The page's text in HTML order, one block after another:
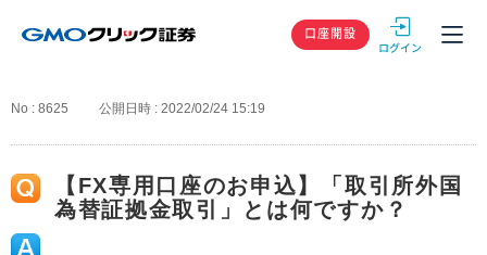
GMOクリック
口座開設
No : 8625 公開日時 : 2022/02/24 15:19
【FX専用口座のお申込】「取引所外国
為替証拠金取引」とは何ですか？